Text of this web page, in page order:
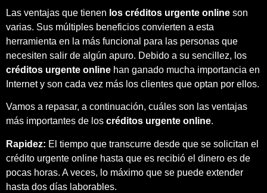
Las ventajas que tienen los créditos urgente online son
varias. Sus múltiples beneficios convierten a esta
herramienta en la más funcional para las personas que
necesiten salir de algún apuro. Debido a su sencillez, los
créditos urgente online han ganado mucha importancia en
Internet y son cada vez más los clientes que optan por ellos.
Vamos a repasar, a continuación, cuáles son las ventajas
más importantes de los créditos urgente online.
Rapidez: El tiempo que transcurre desde que se solicitan el
crédito urgente online hasta que es recibió el dinero es de
pocas horas. A veces, lo máximo que se puede extender
hasta dos días laborables.